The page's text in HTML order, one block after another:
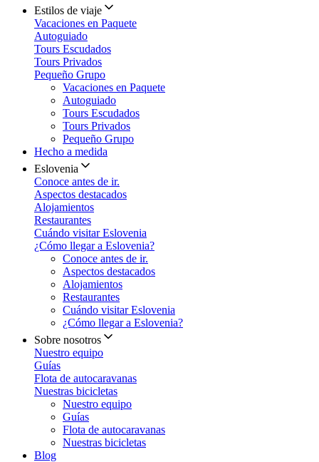
Estilos de viaje
Vacaciones en Paquete
Autoguiado
Tours Escudados
Tours Privados
Pequeño Grupo
Vacaciones en Paquete
Autoguiado
Tours Escudados
Tours Privados
Pequeño Grupo
Hecho a medida
Eslovenia
Conoce antes de ir.
Aspectos destacados
Alojamientos
Restaurantes
Cuándo visitar Eslovenia
¿Cómo llegar a Eslovenia?
Conoce antes de ir.
Aspectos destacados
Alojamientos
Restaurantes
Cuándo visitar Eslovenia
¿Cómo llegar a Eslovenia?
Sobre nosotros
Nuestro equipo
Guías
Flota de autocaravanas
Nuestras bicicletas
Nuestro equipo
Guías
Flota de autocaravanas
Nuestras bicicletas
Blog